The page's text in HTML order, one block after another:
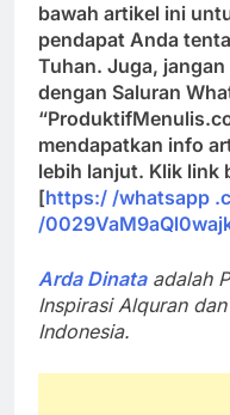
bawah artikel ini
pendapat Anda
Tuhan. Juga,
dengan Saluran
mendapatkan info
lebih lanjut. Klik link
[https:/ /whatsapp
/
Arda Dinataadalah
Inspirasi Alquran
Indonesia.